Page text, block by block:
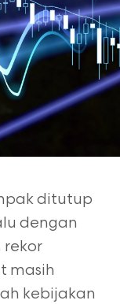
ditutup
dengan
rekor
masih
kebijakan